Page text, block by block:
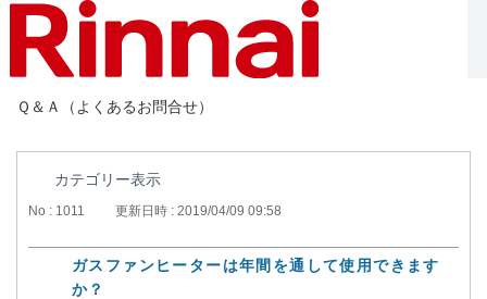
Ｑ＆Ａ（よくあるお問合せ）
カテゴリー表示
No : 1011 更新日時 : 2019/04/09 09:58
ガスファンヒーターは年間を通して使用できます
か？